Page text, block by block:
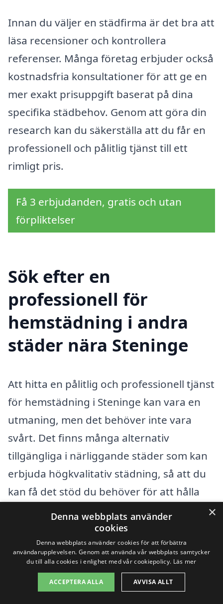
Innan du väljer en städfirma är det bra att
läsa recensioner och kontrollera
referenser. Många företag erbjuder också
kostnadsfria konsultationer för att ge en
mer exakt prisuppgift baserat på dina
specifika städbehov. Genom att göra din
research kan du säkerställa att du får en
professionell och pålitlig tjänst till ett
rimligt pris.
Få 3 erbjudanden, gratis och utan
förpliktelser
Sök efter en
professionell för
hemstädning i andra
städer nära Steninge
Att hitta en pålitlig och professionell tjänst
för hemstädning i Steninge kan vara en
utmaning, men det behöver inte vara
svårt. Det finns många alternativ
tillgängliga i närliggande städer som kan
erbjuda högkvalitativ städning, så att du
kan få det stöd du behöver för att hålla
ditt hem rent och fräscht. Genom att
använda en plattform som xn--
hemstdning-pris-4kb.se kan du snabbt
och enkelt jämföra olika företag och deras
erbjuda. Här är några städer runt
×
Denna webbplats använder
cookies
Denna webbplats använder cookies för att förbättra
användarupplevelsen. Genom att använda vår webbplats samtycker
du till alla cookies i enlighet med vår cookiepolicy. Läs mer
ACCEPTERA ALLA AVVISA ALLT